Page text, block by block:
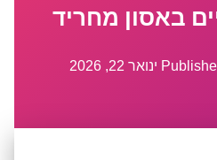
T
באסון מחריד
ינואר 22, 2026